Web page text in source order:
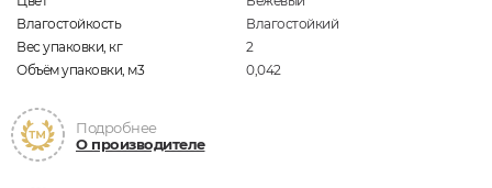
Влагостойкость
Влагостойкий
Вес упаковки, кг
2
Объём упаковки, м3
0,042
Подробнее
О производителе